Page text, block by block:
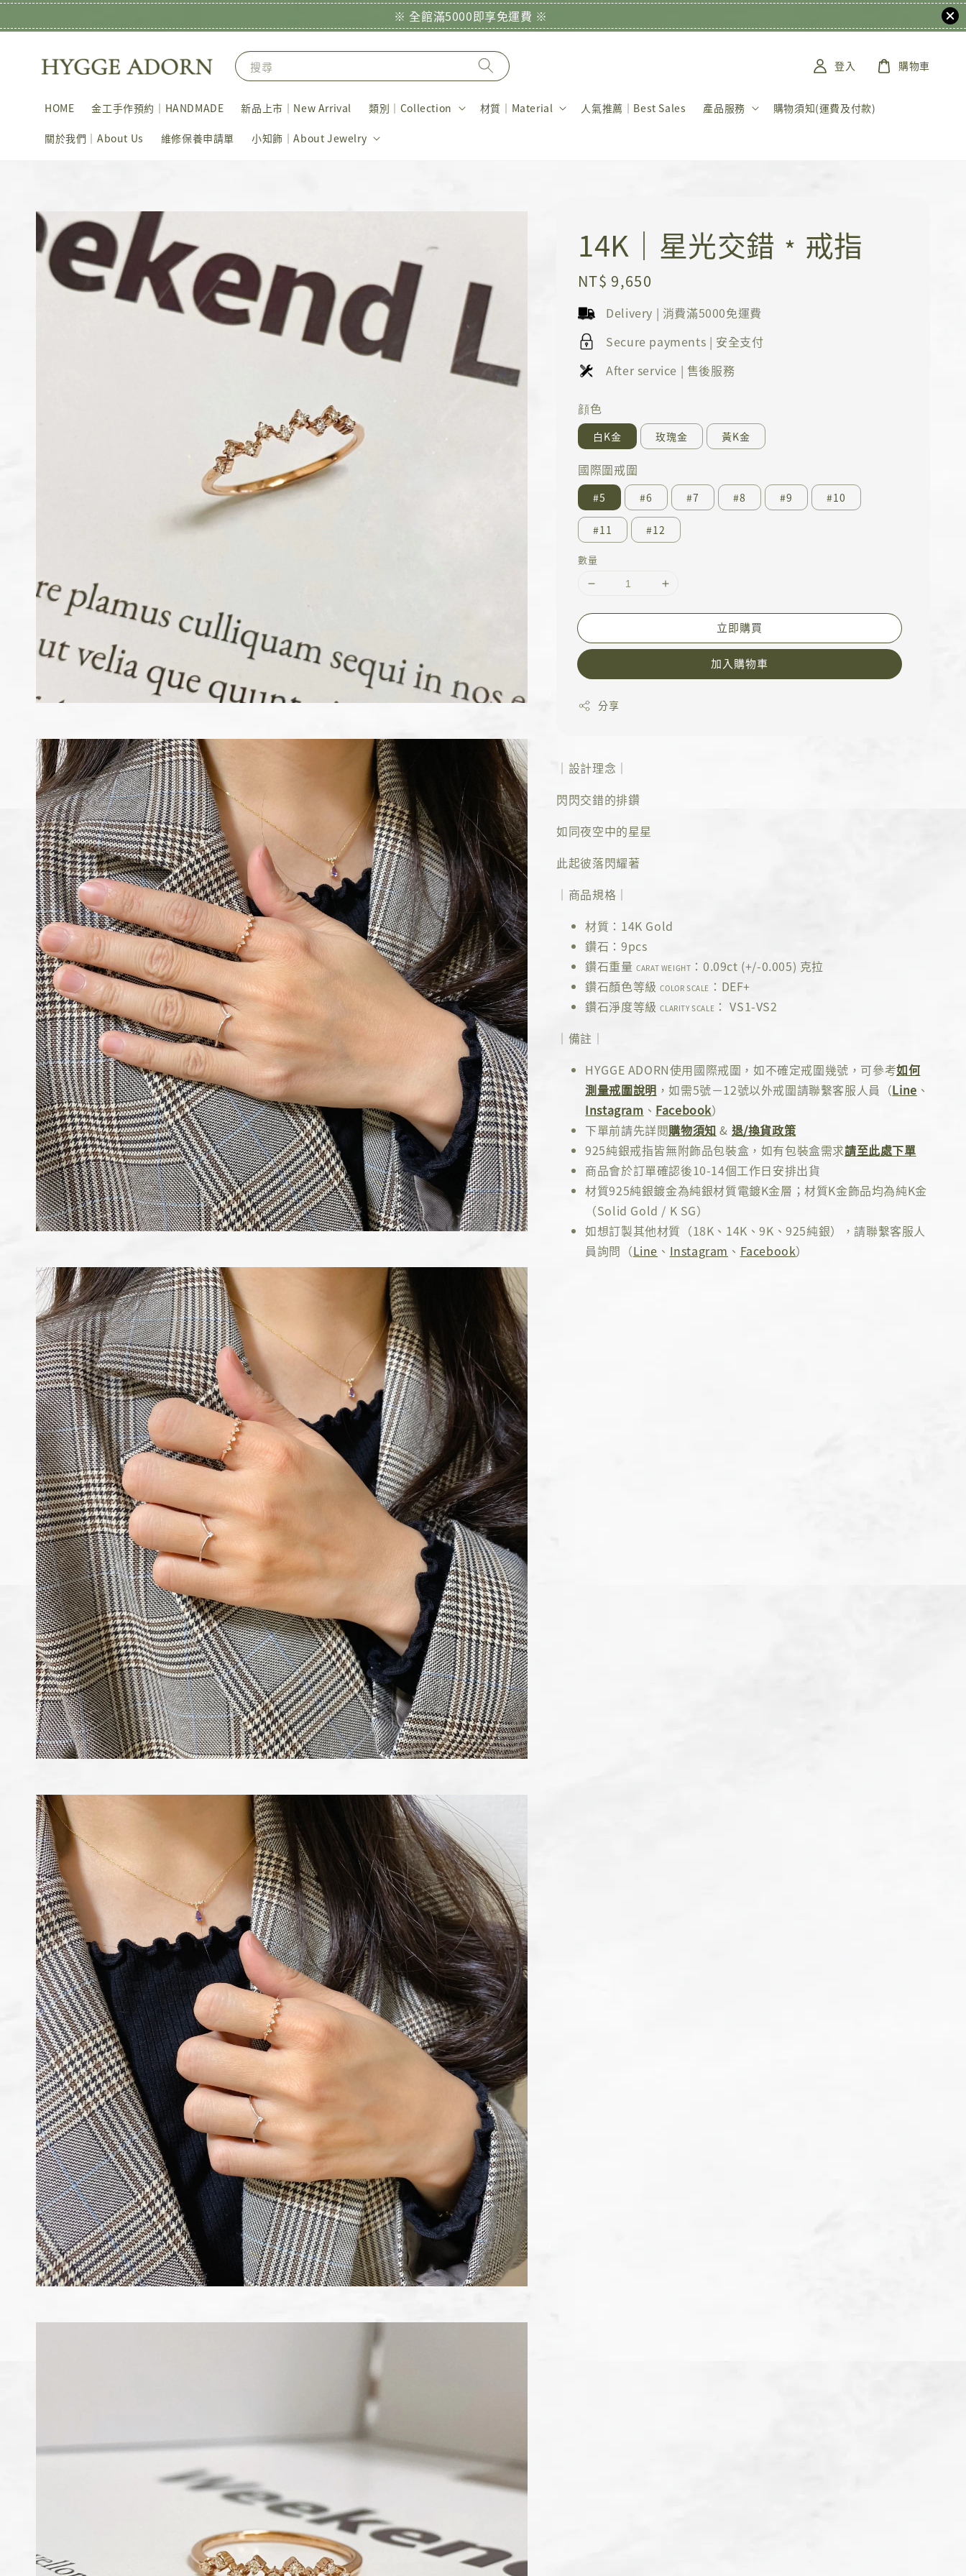
※ 全館滿5000即享免運費 ※
搜尋
HOME 金工手作預約｜HANDMADE 新品上市｜New Arrival 類別｜Collection 材質｜Material 人氣推薦｜Best Sales 產品服務 購物須知(運費及付款)
關於我們｜About Us 維修保養申請單 小知飾｜About Jewelry
登入 購物車
14K｜星光交錯﹡戒指
Regular
price
NT$ 9,650
Delivery | 消費滿5000免運費
Secure payments | 安全支付
After service | 售後服務
顔色
白K金 玫瑰金 黃K金
國際圍戒圍
#5 #6 #7 #8 #9 #10
#11 #12
數量
立即購買
加入購物車
分享
｜設計理念｜
閃閃交錯的排鑽
如同夜空中的星星
此起彼落閃耀著
｜商品規格｜
材質：14K Gold
鑽石：9pcs
鑽石重量CARAT WEIGHT ：0.09ct (+/-0.005) 克拉
鑽石顏色等級COLOR SCALE ：DEF+
鑽石淨度等級CLARITY SCALE ： VS1-VS2
｜備註｜
HYGGE ADORN使用國際戒圍，如不確定戒圍幾號，可參考如何
測量戒圍說明 ，如需5號－12號以外戒圍請聯繫客服人員（Line 、
Instagram 、 Facebook）
下單前請先詳閱購物須知 & 退/換貨政策
925純銀戒指皆無附飾品包裝盒，如有包裝盒需求請至此處下單
商品會於訂單確認後10-14個工作日安排出貨
材質925純銀鍍金為純銀材質電鍍K金層；材質K金飾品均為純K金
（Solid Gold / K SG）
如想訂製其他材質（18K、14K、9K、925純銀），請聯繫客服人
員詢問（Line 、 Instagram 、 Facebook）